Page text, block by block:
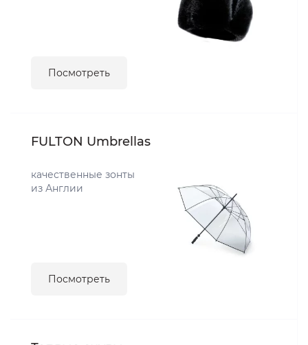
Посмотреть
FULTON Umbrellas
качественные зонты
из Англии
Посмотреть